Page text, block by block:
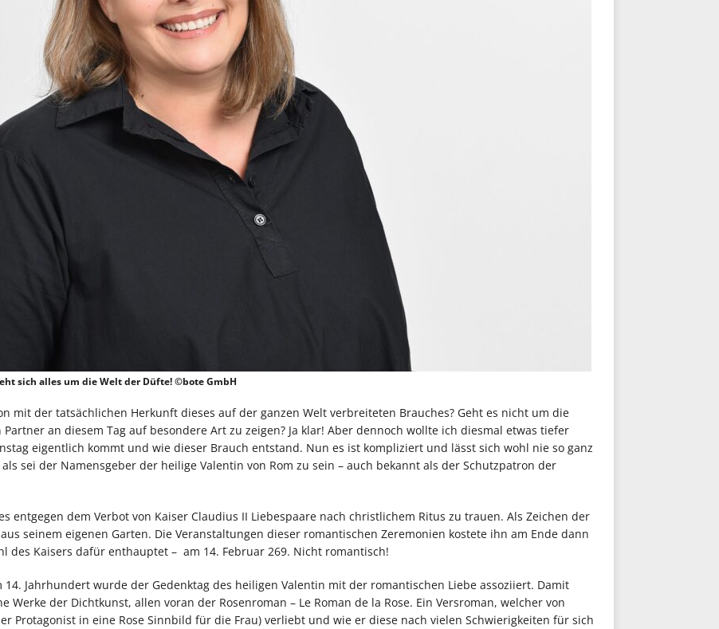
sich alles um die Welt der Düfte! ©bote GmbH
mit der tatsächlichen Herkunft dieses auf der ganzen Welt verbreiteten Brauches? Geht es nicht um die
an diesem Tag auf besondere Art zu zeigen? Ja klar! Aber dennoch wollte ich diesmal etwas tiefer
eigentlich kommt und wie dieser Brauch entstand. Nun es ist kompliziert und lässt sich wohl nie so ganz
sei der Namensgeber der heilige Valentin von Rom zu sein – auch bekannt als der Schutzpatron der
entgegen dem Verbot von Kaiser Claudius II Liebespaare nach christlichem Ritus zu trauen. Als Zeichen der
seinem eigenen Garten. Die Veranstaltungen dieser romantischen Zeremonien kostete ihn am Ende dann
des Kaisers dafür enthauptet – am 14. Februar 269. Nicht romantisch!
Jahrhundert wurde der Gedenktag des heiligen Valentin mit der romantischen Liebe assoziiert. Damit
der Dichtkunst, allen voran der Rosenroman – Le Roman de la Rose. Ein Versroman, welcher von
Protagonist in eine Rose Sinnbild für die Frau) verliebt und wie er diese nach vielen Schwierigkeiten für sich